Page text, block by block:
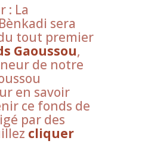
: La
sera
tout premier
Gaoussou,
de notre
en savoir
ce fonds de
par des
cliquer